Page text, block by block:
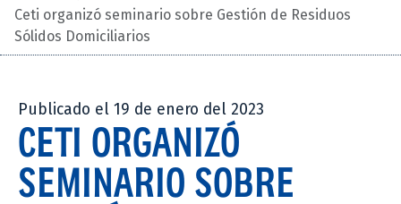
Ceti organizó seminario sobre Gestión de Residuos
Sólidos Domiciliarios
Publicado el 19 de enero del 2023
CETI ORGANIZÓ
SEMINARIO SOBRE